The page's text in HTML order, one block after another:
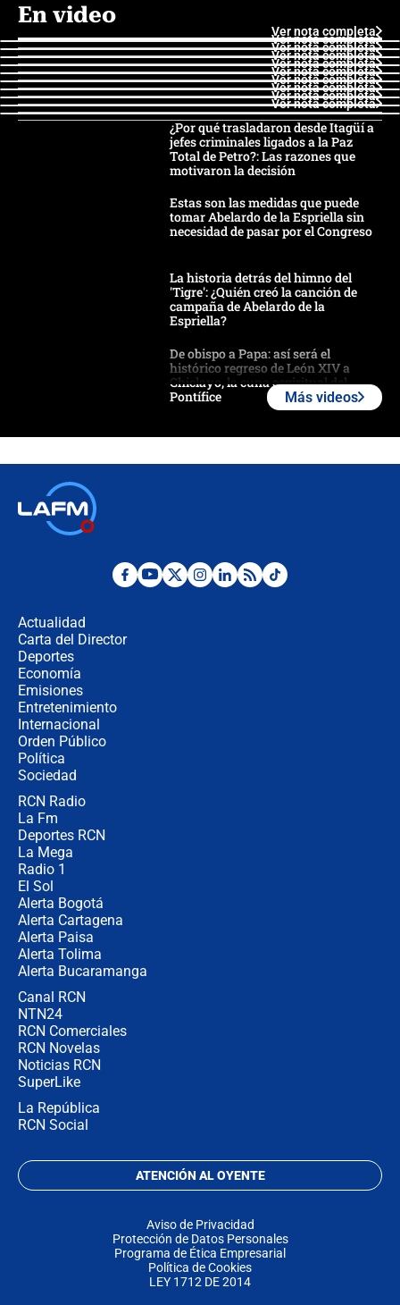
En video
Ver nota completa
Ver nota completa
Ver nota completa
Ver nota completa
Ver nota completa
Ver nota completa
Ver nota completa
Ver nota completa
Ver nota completa
Ver nota completa
¿Por qué trasladaron desde Itagüí a
jefes criminales ligados a la Paz
Total de Petro?: Las razones que
motivaron la decisión
Estas son las medidas que puede
tomar Abelardo de la Espriella sin
necesidad de pasar por el Congreso
La historia detrás del himno del
'Tigre': ¿Quién creó la canción de
campaña de Abelardo de la
Espriella?
De obispo a Papa: así será el
histórico regreso de León XIV a
Chiclayo, la cuna espiritual del
Pontífice
sacerdote en la posesión de Abelardo
¿La posesión de Abelardo De la
Más videos
Actualidad
Carta del Director
Deportes
Economía
Emisiones
Entretenimiento
Internacional
Orden Público
Política
Sociedad
RCN Radio
La Fm
Deportes RCN
La Mega
Radio 1
El Sol
Alerta Bogotá
Alerta Cartagena
Alerta Paisa
Alerta Tolima
Alerta Bucaramanga
Canal RCN
NTN24
RCN Comerciales
RCN Novelas
Noticias RCN
SuperLike
La República
RCN Social
ATENCIÓN AL OYENTE
Aviso de Privacidad
Protección de Datos Personales
Programa de Ética Empresarial
Política de Cookies
LEY 1712 DE 2014